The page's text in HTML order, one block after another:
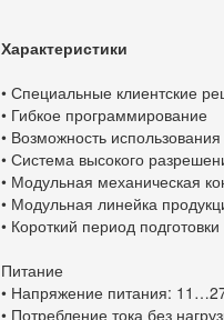
Характеристики
• Специальные клиентские
• Гибкое программирование
• Возможность
• Система высокого
• Модульная механическая
• Модульная линейка
• Короткий период подготовки
Питание
• Напряжение питания:
• Потребление тока без